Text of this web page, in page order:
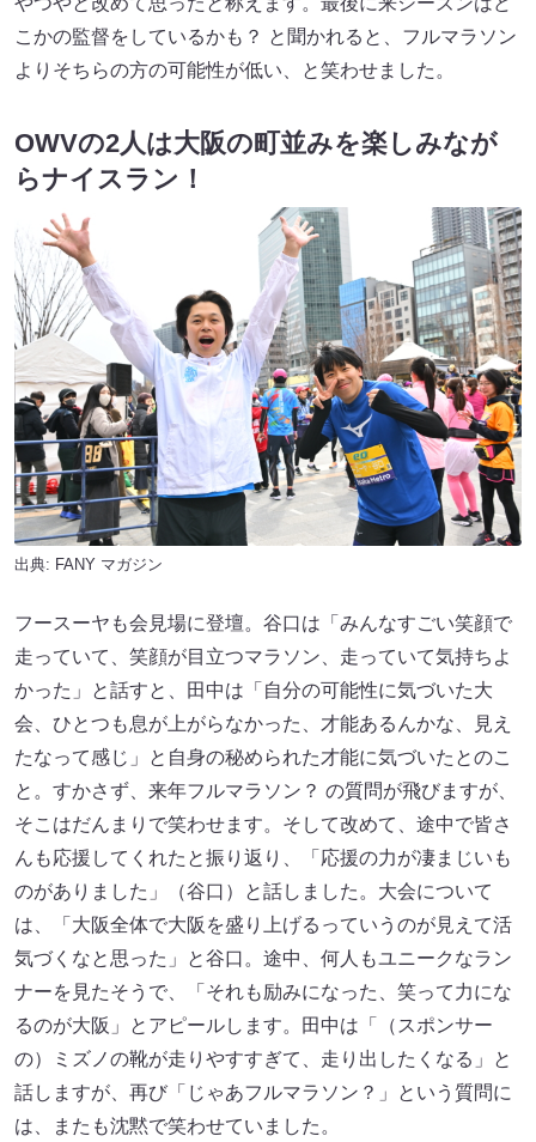
こかの監督をしているかも？ と聞かれると、フルマラソン
よりそちらの方の可能性が低い、と笑わせました。
OWVの2人は大阪の町並みを楽しみなが
らナイスラン！
出典: FANY マガジン
フースーヤも会見場に登壇。谷口は「みんなすごい笑顔で
走っていて、笑顔が目立つマラソン、走っていて気持ちよ
かった」と話すと、田中は「自分の可能性に気づいた大
会、ひとつも息が上がらなかった、才能あるんかな、見え
たなって感じ」と自身の秘められた才能に気づいたとのこ
と。すかさず、来年フルマラソン？ の質問が飛びますが、
そこはだんまりで笑わせます。そして改めて、途中で皆さ
んも応援してくれたと振り返り、「応援の力が凄まじいも
のがありました」（谷口）と話しました。大会について
は、「大阪全体で大阪を盛り上げるっていうのが見えて活
気づくなと思った」と谷口。途中、何人もユニークなラン
ナーを見たそうで、「それも励みになった、笑って力にな
るのが大阪」とアピールします。田中は「（スポンサー
の）ミズノの靴が走りやすすぎて、走り出したくなる」と
話しますが、再び「じゃあフルマラソン？」という質問に
は、またも沈黙で笑わせていました。